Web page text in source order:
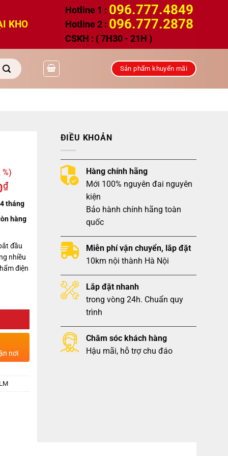
KHO
Hotline 1 : 096.777.4849
Hotline 2 : 096.777.2878
CSKH : ( 7H30 - 21H )
Sản phẩm khuyến mãi
₫
tháng
hàng
đầu
nhiều
điện
nơi
ĐIỀU KHOẢN
Hàng chính hãng
Mới 100% nguyên đai nguyên
kiện
Bảo hành chính hãng toàn
quốc
Miễn phí vận chuyển, lắp đặt
10km nội thành Hà Nội
Lắp đặt nhanh
trong vòng 24h. Chuẩn quy
trình
Chăm sóc khách hàng
Hậu mãi, hỗ trợ chu đáo